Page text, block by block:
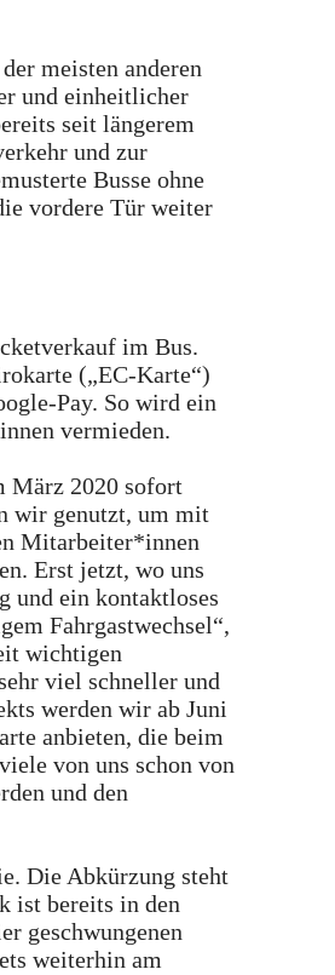
meisten anderen
und einheitlicher
seit längerem
und zur
Busse ohne
vordere Tür weiter
im Bus.
(„EC-Karte“)
Pay. So wird ein
vermieden.
März 2020 sofort
wir genutzt, um mit
Mitarbeiter*innen
Erst jetzt, wo uns
und ein kontaktloses
Fahrgastwechsel“,
wichtigen
viel schneller und
werden wir ab Juni
anbieten, die beim
von uns schon von
und den
Die Abkürzung steht
ist bereits in den
geschwungenen
weiterhin am